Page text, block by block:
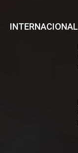
INTERNACIONAL